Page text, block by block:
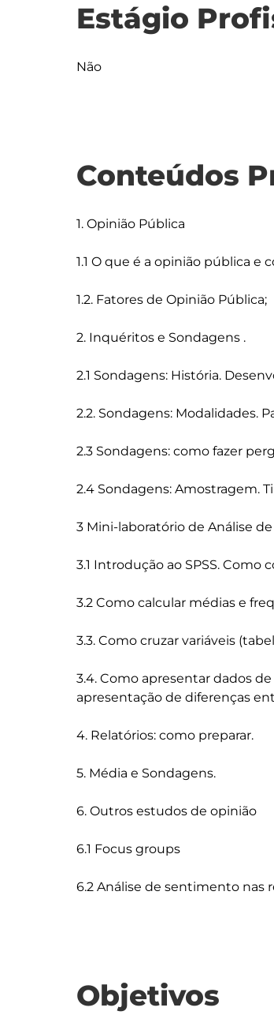
Estágio
Não
Conteúdos
1. Opinião Pública
1.1 O que é a opinião pública e
1.2. Fatores de Opinião Pública;
2. Inquéritos e Sondagens .
2.1 Sondagens: História.
2.2. Sondagens: Modalidades.
2.3 Sondagens: como fazer
2.4 Sondagens: Amostragem.
3 Mini-laboratório de Análise
3.1 Introdução ao SPSS. Como
3.2 Como calcular médias e
3.3. Como cruzar variáveis
3.4. Como apresentar dados
apresentação de diferenças
4. Relatórios: como preparar.
5. Média e Sondagens.
6. Outros estudos de opinião
6.1 Focus groups
Objetivos